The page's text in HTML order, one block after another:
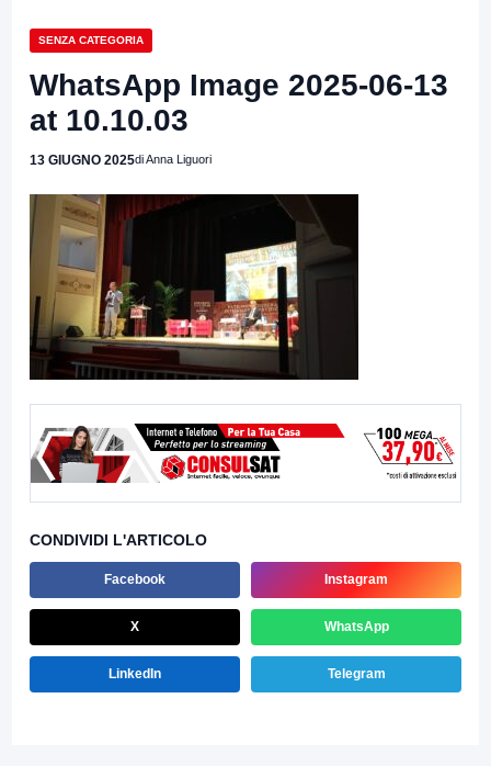
SENZA CATEGORIA
WhatsApp Image 2025-06-13
at 10.10.03
13 GIUGNO 2025di Anna Liguori
CONDIVIDI L'ARTICOLO
Facebook Instagram
X WhatsApp
LinkedIn Telegram